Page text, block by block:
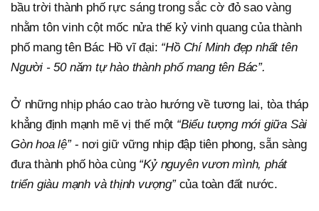
bầu trời thành phố rực sáng trong sắc cờ đỏ sao vàng
nhằm tôn vinh cột mốc nửa thế kỷ vinh quang của thành
phố mang tên Bác Hồ vĩ đại: “Hồ Chí Minh đẹp nhất tên
Người - 50 năm tự hào thành phố mang tên Bác”.
Ở những nhịp pháo cao trào hướng về tương lai, tòa tháp
khẳng định mạnh mẽ vị thế một “Biểu tượng mới giữa Sài
Gòn hoa lệ” - nơi giữ vững nhịp đập tiên phong, sẵn sàng
đưa thành phố hòa cùng “Kỷ nguyên vươn mình, phát
triển giàu mạnh và thịnh vượng” của toàn đất nước.